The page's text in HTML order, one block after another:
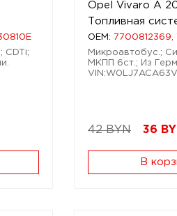
CDTi;
Opel Vivaro A
Топливная
OEM:
7700812369,
Микроавтобус.;
МКПП 6ст.; Из
42 BYN 36
В